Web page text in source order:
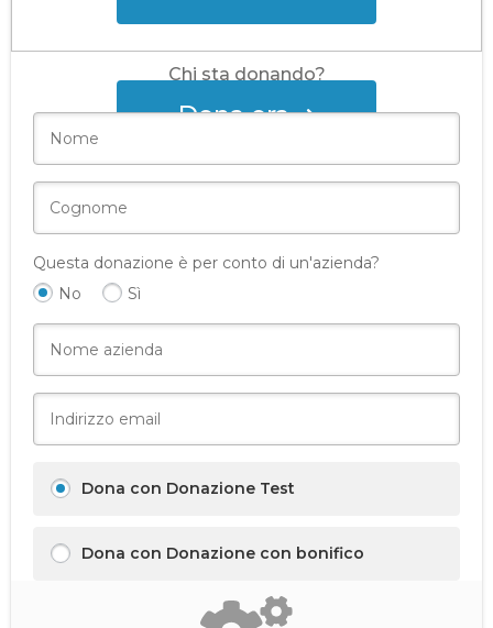
Dona ora
Chi sta donando?
Questa donazione è per conto di un'azienda?
No
Sì
Dona con Donazione Test
Dona con Donazione con bonifico